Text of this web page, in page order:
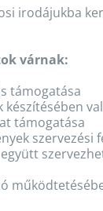
irodájukba
várnak:
támogatása
támogatása
szervezési